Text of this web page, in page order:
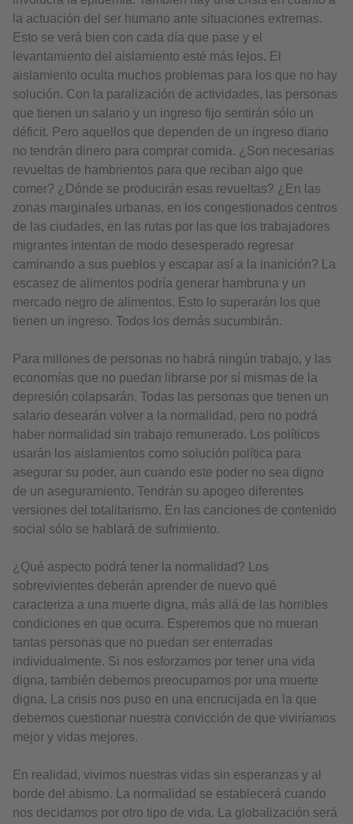
la actuación del ser humano ante situaciones extremas.
Esto se verá bien con cada día que pase y el
levantamiento del aislamiento esté más lejos. El
aislamiento oculta muchos problemas para los que no hay
solución. Con la paralización de actividades, las personas
que tienen un salario y un ingreso fijo sentirán sólo un
déficit. Pero aquellos que dependen de un ingreso diario
no tendrán dinero para comprar comida. ¿Son necesarias
revueltas de hambrientos para que reciban algo que
comer? ¿Dónde se producirán esas revueltas? ¿En las
zonas marginales urbanas, en los congestionados centros
de las ciudades, en las rutas por las que los trabajadores
migrantes intentan de modo desesperado regresar
caminando a sus pueblos y escapar así a la inanición? La
escasez de alimentos podría generar hambruna y un
mercado negro de alimentos. Esto lo superarán los que
tienen un ingreso. Todos los demás sucumbirán.
Para millones de personas no habrá ningún trabajo, y las
economías que no puedan librarse por sí mismas de la
depresión colapsarán. Todas las personas que tienen un
salario desearán volver a la normalidad, pero no podrá
haber normalidad sin trabajo remunerado. Los políticos
usarán los aislamientos como solución política para
asegurar su poder, aun cuando este poder no sea digno
de un aseguramiento. Tendrán su apogeo diferentes
versiones del totalitarismo. En las canciones de contenido
social sólo se hablará de sufrimiento.
¿Qué aspecto podrá tener la normalidad? Los
sobrevivientes deberán aprender de nuevo qué
caracteriza a una muerte digna, más allá de las horribles
condiciones en que ocurra. Esperemos que no mueran
tantas personas que no puedan ser enterradas
individualmente. Si nos esforzamos por tener una vida
digna, también debemos preocuparnos por una muerte
digna. La crisis nos puso en una encrucijada en la que
debemos cuestionar nuestra convicción de que viviríamos
mejor y vidas mejores.
En realidad, vivimos nuestras vidas sin esperanzas y al
borde del abismo. La normalidad se establecerá cuando
nos decidamos por otro tipo de vida. La globalización será